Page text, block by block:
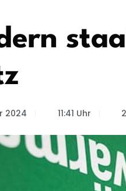
2024 11:41 Uhr